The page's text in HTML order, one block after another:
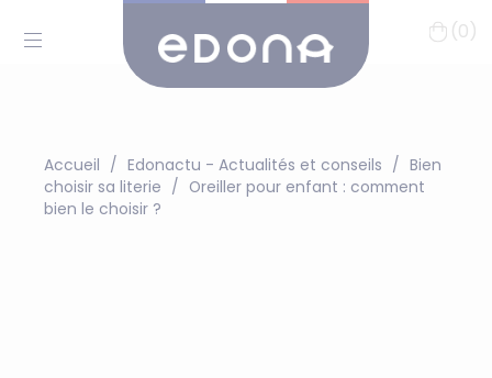
(0)
Accueil Edonactu - Actualités et conseils
Bien
choisir sa literie
Oreiller pour enfant : comment
bien le choisir ?